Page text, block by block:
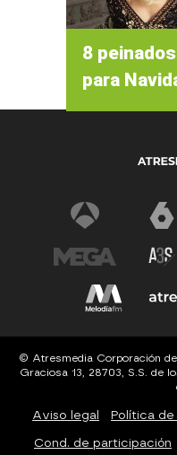
8
para
© Atresmedia Corporación
Graciosa 13, 28703, S.S. de
Aviso legal Política
Cond. de participación